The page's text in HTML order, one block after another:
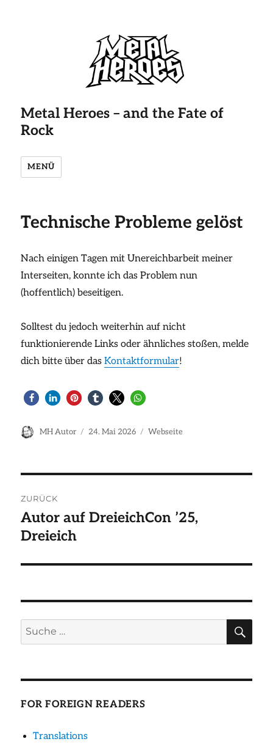
Metal Heroes – and the Fate of
Rock
MENÜ
Technische Probleme gelöst
Nach einigen Tagen mit Unereichbarbeit meiner
Interseiten, konnte ich das Problem nun
(hoffentlich) beseitigen.
Solltest du jedoch weiterhin auf nicht
funktionierende Links oder ähnliches stoßen, melde
dich bitte über dasKontaktformular!
Autor
MH Autor
Veröffentlicht
24. Mai 2026 Kategorien
Webseite
ZURÜCK
Vorheriger
Beitrag:
Autor auf DreieichCon ’25,
Dreieich
Suche
nach:
FOR FOREIGN READERS
Translations